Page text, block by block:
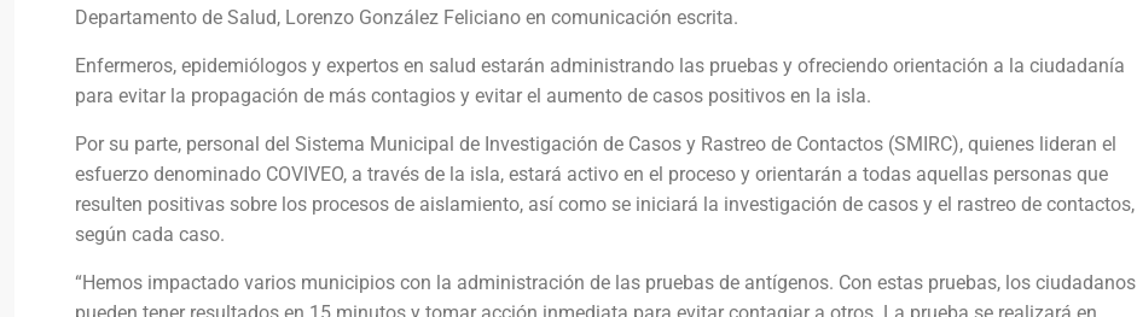
Departamento de Salud, Lorenzo González Feliciano en comunicación escrita.
Enfermeros, epidemiólogos y expertos en salud estarán administrando las pruebas y ofreciendo orientación a la ciudadanía
para evitar la propagación de más contagios y evitar el aumento de casos positivos en la isla.
Por su parte, personal del Sistema Municipal de Investigación de Casos y Rastreo de Contactos (SMIRC), quienes lideran el
esfuerzo denominado COVIVEO, a través de la isla, estará activo en el proceso y orientarán a todas aquellas personas que
resulten positivas sobre los procesos de aislamiento, así como se iniciará la investigación de casos y el rastreo de contactos,
según cada caso.
“Hemos impactado varios municipios con la administración de las pruebas de antígenos. Con estas pruebas, los ciudadanos